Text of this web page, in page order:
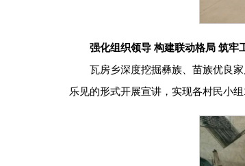
强化组织领导 构建联动格局 筑牢
瓦房乡深度挖掘彝族、苗族优良
乐见的形式开展宣讲，实现各村民小